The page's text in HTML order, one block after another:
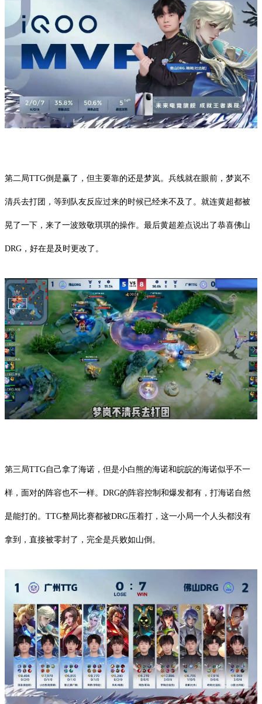
第二局TTG倒是赢了，但主要靠的还是梦岚。兵线就在眼前，梦岚不
清兵去打团，等到队友反应过来的时候已经来不及了。就连黄超都被
晃了一下，来了一波致敬琪琪的操作。最后黄超差点说出了恭喜佛山
DRG，好在是及时更改了。
第三局TTG自己拿了海诺，但是小白熊的海诺和皖皖的海诺似乎不一
样，面对的阵容也不一样。DRG的阵容控制和爆发都有，打海诺自然
是能打的。TTG整局比赛都被DRG压着打，这一小局一个人头都没有
拿到，直接被零封了，完全是兵败如山倒。